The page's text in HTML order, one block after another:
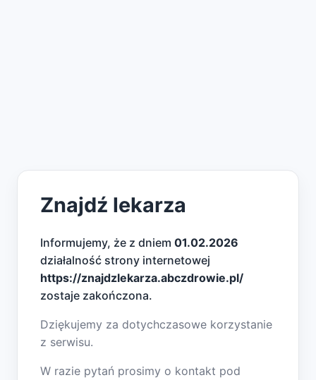
Znajdź lekarza
Informujemy, że z dniem 01.02.2026
działalność strony internetowej
https://znajdzlekarza.abczdrowie.pl/
zostaje zakończona.
Dziękujemy za dotychczasowe korzystanie
z serwisu.
W razie pytań prosimy o kontakt pod